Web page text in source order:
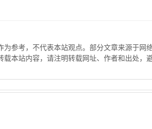
为参考，不代表本站观点。部分文章来源于网
本站内容，请注明转载网址、作者和出处，